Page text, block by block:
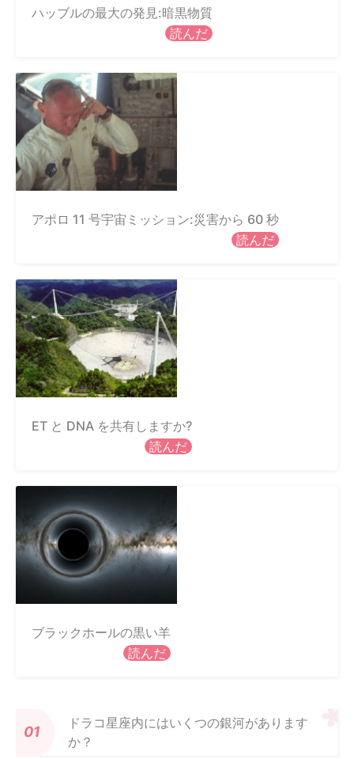
ハッブルの最大の発見:暗黒物質
読んだ
アポロ 11 号宇宙ミッション:災害から 60 秒
読んだ
ET と DNA を共有しますか?
読んだ
ブラックホールの黒い羊
読んだ
ドラコ星座内にはいくつの銀河があります
か？